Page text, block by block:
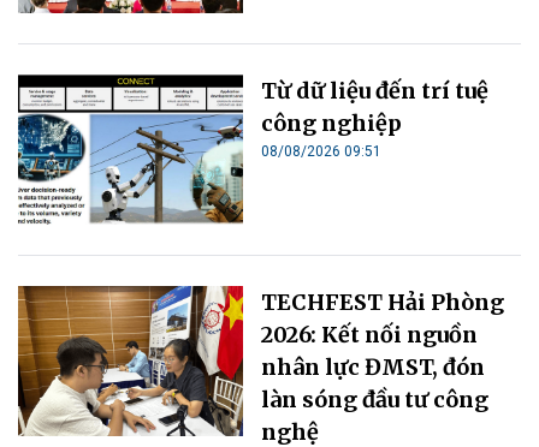
Từ dữ liệu đến trí tuệ
công nghiệp
08/08/2026 09:51
TECHFEST Hải Phòng
2026: Kết nối nguồn
nhân lực ĐMST, đón
làn sóng đầu tư công
nghệ